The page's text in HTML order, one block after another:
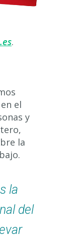
.
en el
y
la
la
del